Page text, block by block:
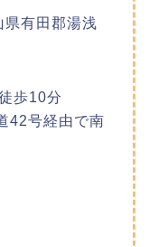
県有田郡湯浅
歩10分
42号経由で南